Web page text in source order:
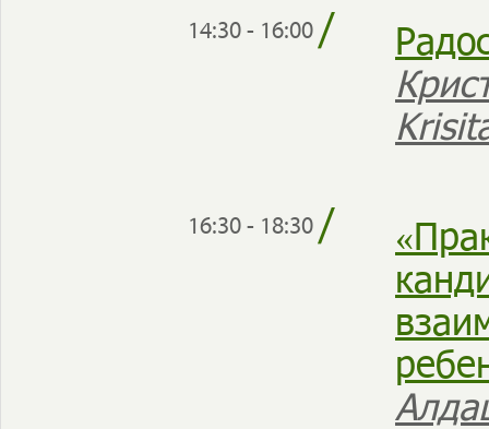
14:30 - 16:00/
16:30 - 18:30/